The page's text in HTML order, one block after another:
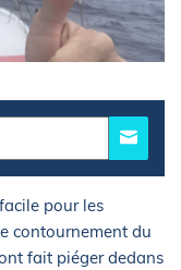
pour les
contournement du
fait piéger dedans